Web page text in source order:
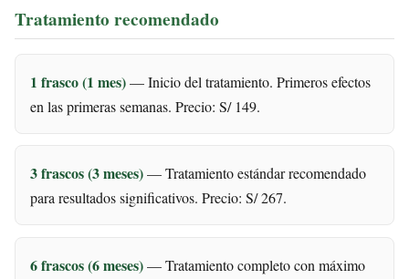
Tratamiento recomendado
1 frasco (1 mes)— Inicio del tratamiento. Primeros efectos
en las primeras semanas. Precio: S/ 149.
3 frascos (3 meses)— Tratamiento estándar recomendado
para resultados significativos. Precio: S/ 267.
6 frascos (6 meses)— Tratamiento completo con máximo